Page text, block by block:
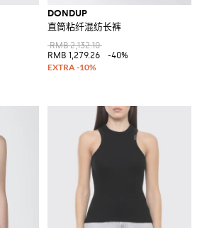
DONDUP
直筒粘纤混纺长裤
RMB 2,132.10
RMB 1,279.26
-40%